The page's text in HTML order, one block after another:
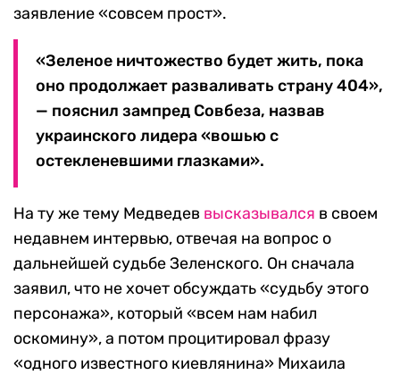
заявление «совсем прост».
«Зеленое ничтожество будет жить, пока
оно продолжает разваливать страну 404»,
— пояснил зампред Совбеза, назвав
украинского лидера «вошью с
остекленевшими глазками».
На ту же тему Медведев высказывался в своем
недавнем интервью, отвечая на вопрос о
дальнейшей судьбе Зеленского. Он сначала
заявил, что не хочет обсуждать «судьбу этого
персонажа», который «всем нам набил
оскомину», а потом процитировал фразу
«одного известного киевлянина» Михаила